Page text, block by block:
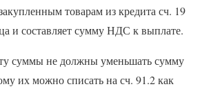
товарам из кредита сч. 19
и составляет сумму НДС к выплате.
суммы не должны уменьшать сумму
их можно списать на сч. 91.2 как